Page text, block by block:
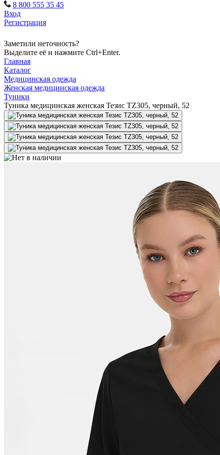
8 800 555 35 45
Вход
Регистрация
Заметили неточность?
Выделите её и нажмите Ctrl+Enter.
Главная
Каталог
Медицинская одежда
Женская медицинская одежда
Туники
Туника медицинская женская Тезис TZ305, черный, 52